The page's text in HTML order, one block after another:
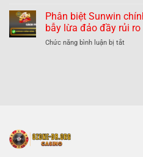
thế
nào?
giả
mạo
Những
biệt
chính
hãng
Phân biệt Sunwin
bẫy lừa đảo đầy rủi ro
Chức năng bình luận bị tắt